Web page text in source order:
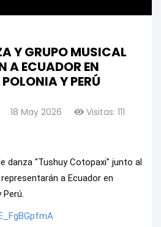
Y GRUPO MUSICAL
A ECUADOR EN
Y PERÚ
18 May 2026
Visitas: 111
danza "Tushuy Cotopaxi" junto al
a Ecuador en